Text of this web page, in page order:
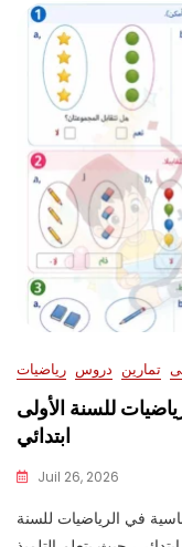
تمارين دروس رياضيات
للسنة الأولى
ابتدائي
Juil 26, 2026
في الرياضيات للسنة